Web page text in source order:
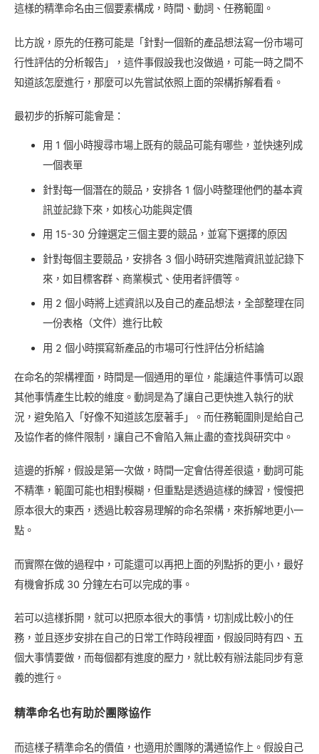
這樣的精準命名由三個要素構成，時間、動詞、任務範圍。
比方說，原先的任務可能是「針對一個新的產品想法寫一份市場可
行性評估的分析報告」，這件事假設我也沒做過，可能一時之間不
知道該怎麼進行，那麼可以先嘗試依照上面的架構拆解看看。
最初步的拆解可能會是：
用 1 個小時搜尋市場上既有的競品可能有哪些，並快速列成
一個表單
針對每一個潛在的競品，安排各 1 個小時整理他們的基本資
訊並記錄下來，如核心功能與定價
用 15-30 分鐘選定三個主要的競品，並寫下選擇的原因
針對每個主要競品，安排各 3 個小時研究進階資訊並記錄下
來，如目標客群、商業模式、使用者評價等。
用 2 個小時將上述資訊以及自己的產品想法，全部整理在同
一份表格（文件）進行比較
用 2 個小時撰寫新產品的市場可行性評估分析結論
在命名的架構裡面，時間是一個通用的單位，能讓這件事情可以跟
其他事情產生比較的維度。動詞是為了讓自己更快進入執行的狀
況，避免陷入「好像不知道該怎麼著手」。而任務範圍則是給自己
及協作者的條件限制，讓自己不會陷入無止盡的查找與研究中。
這邊的拆解，假設是第一次做，時間一定會估得差很遠，動詞可能
不精準，範圍可能也相對模糊，但重點是透過這樣的練習，慢慢把
原本很大的東西，透過比較容易理解的命名架構，來拆解地更小一
點。
而實際在做的過程中，可能還可以再把上面的列點拆的更小，最好
有機會拆成 30 分鐘左右可以完成的事。
若可以這樣拆開，就可以把原本很大的事情，切割成比較小的任
務，並且逐步安排在自己的日常工作時段裡面，假設同時有四、五
個大事情要做，而每個都有進度的壓力，就比較有辦法能同步有意
義的進行。
精準命名也有助於團隊協作
而這樣子精準命名的價值，也適用於團隊的溝通協作上。假設自己